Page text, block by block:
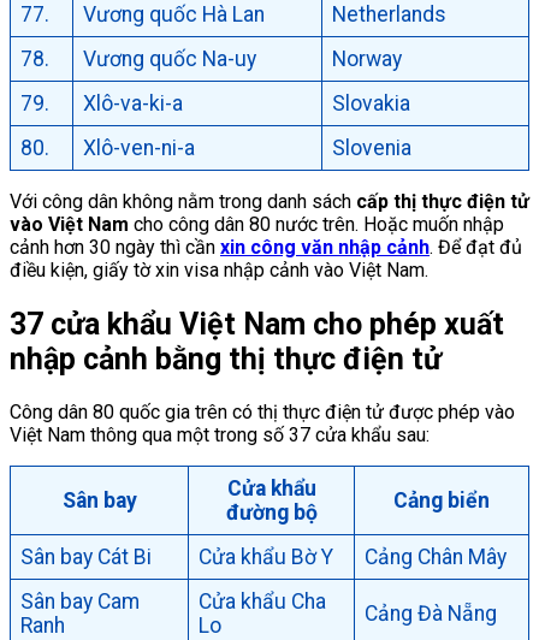
77.
Vương quốc Hà Lan
Netherlands
78.
Vương quốc Na-uy
Norway
79.
Xlô-va-ki-a
Slovakia
80.
Xlô-ven-ni-a Slovenia
Với công dân không nằm trong danh sách cấp thị thực điện tử
vào Việt Nam cho công dân 80 nước trên. Hoặc muốn nhập
cảnh hơn 30 ngày thì cần xin công văn nhập cảnh. Để đạt đủ
điều kiện, giấy tờ xin visa nhập cảnh vào Việt Nam.
37 cửa khẩu Việt Nam cho phép xuất
nhập cảnh bằng thị thực điện tử
Công dân 80 quốc gia trên có thị thực điện tử được phép vào
Việt Nam thông qua một trong số 37 cửa khẩu sau:
Sân bay
Cửa khẩu
đường bộ
Cảng biển
Sân bay Cát Bi Cửa khẩu Bờ Y
Cảng Chân Mây
Sân bay Cam
Ranh
Cửa khẩu Cha
Lo
Cảng Đà Nẵng